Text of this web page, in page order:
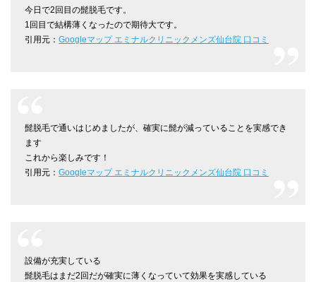
今日で2回目の髭脱毛です。
1回目で結構薄くなったので期待大です。
引用元： Googleマップ エミナルクリニックメンズ仙台院 口コミ
髭脱毛で通いはじめましたが、確実に髭が減っていることを実感でき
ます
これから楽しみです！
引用元： Googleマップ エミナルクリニックメンズ仙台院 口コミ
設備が充実している
髭脱毛はまだ2回だが確実に薄くなっていて効果を実感している